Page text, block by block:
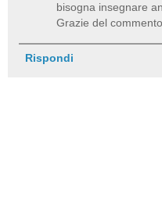
bisogna insegnare
Grazie del
Rispondi